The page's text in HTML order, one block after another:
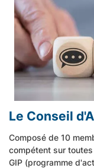
Le Conseil
Composé de 10
compétent sur
GIP (programme